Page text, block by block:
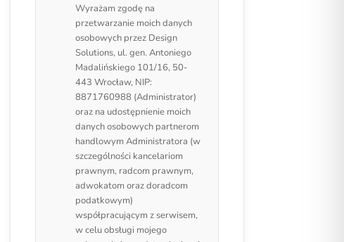
Wyrażam zgodę na
przetwarzanie moich danych
osobowych przez Design
Solutions, ul. gen. Antoniego
Madalińskiego 101/16, 50-
443 Wrocław, NIP:
8871760988 (Administrator)
oraz na udostępnienie moich
danych osobowych partnerom
handlowym Administratora (w
szczególności kancelariom
prawnym, radcom prawnym,
adwokatom oraz doradcom
podatkowym)
współpracującym z serwisem,
w celu obsługi mojego